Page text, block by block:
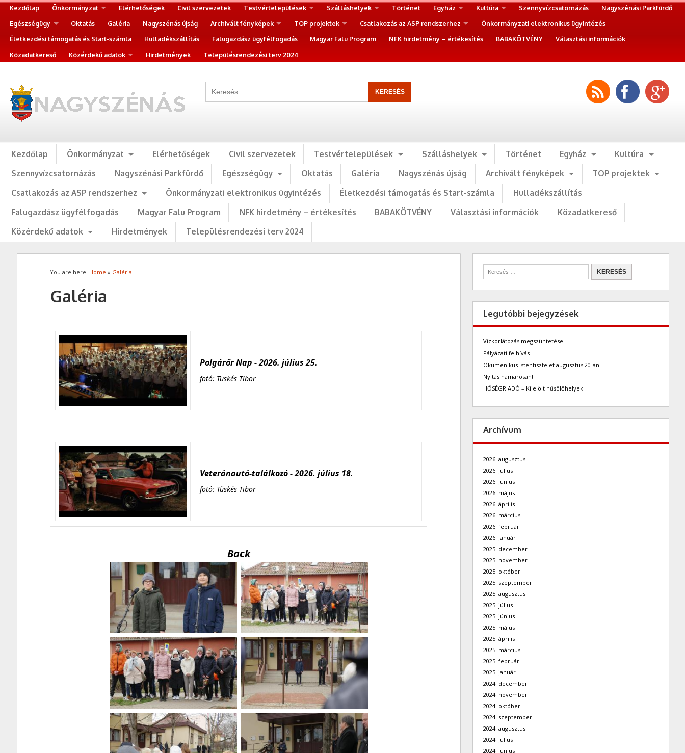
Kezdőlap Önkormányzat Elérhetőségek Civil szervezetek Testvértelepülések Szálláshelyek Történet Egyház Kultúra Szennyvízcsatornázás
Nagyszénási Parkfürdő
Egészségügy
Oktatás Galéria Nagyszénás újság Archivált fényképek TOP projektek Csatlakozás az ASP rendszerhez
Önkormányzati elektronikus ügyintézés
Életkezdési támogatás és Start-számla
Hulladékszállítás Falugazdász ügyfélfogadás Magyar Falu Program NFK hirdetmény – értékesítés BABAKÖTVÉNY
Választási információk
Közadatkereső
Közérdekű adatok Hirdetmények Településrendezési terv 2024
Kezdőlap Önkormányzat Elérhetőségek Civil szervezetek Testvértelepülések Szálláshelyek Történet Egyház
Kultúra
Szennyvízcsatornázás
Nagyszénási Parkfürdő Egészségügy Oktatás Galéria Nagyszénás újság Archivált fényképek
TOP projektek
Csatlakozás az ASP rendszerhez
Önkormányzati elektronikus ügyintézés Életkezdési támogatás és Start-számla
Hulladékszállítás
Falugazdász ügyfélfogadás
Magyar Falu Program NFK hirdetmény – értékesítés BABAKÖTVÉNY Választási információk
Közadatkereső
Közérdekű adatok
Hirdetmények Településrendezési terv 2024
You are here: Home » Galéria
Galéria
Polgárőr Nap - 2026. július 25.
fotó: Tüskés Tibor
Veteránautó-találkozó - 2026. július 18.
fotó: Tüskés Tibor
Back
Legutóbbi bejegyzések
Vízkorlátozás megszüntetése
Pályázati felhívás
Ökumenikus istentisztelet augusztus 20-án
Nyitás hamarosan!
HŐSÉGRIADÓ – Kijelölt hűsölőhelyek
Archívum
2026. augusztus
2026. július
2026. június
2026. május
2026. április
2026. március
2026. február
2026. január
2025. december
2025. november
2025. október
2025. szeptember
2025. augusztus
2025. július
2025. június
2025. május
2025. április
2025. március
2025. február
2025. január
2024. december
2024. november
2024. október
2024. szeptember
2024. augusztus
2024. július
2024. június